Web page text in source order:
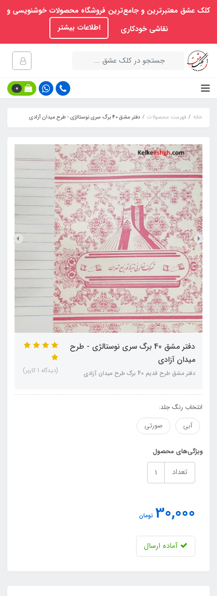
کلک عشق معتبرترین و جامع‌ترین فروشگاه محصولات خوشنویسی و
نقاشی خودکاری
اطلاعات بیشتر
0
خانه فهرست محصولات دفتر مشق 40 برگ سری نوستالژی - طرح میدان آزادی
دفتر مشق 40 برگ سری نوستالژی - طرح
میدان آزادی
دفتر مشق طرح قدیم 40 برگ طرح میدان آزادی (دیدگاه 1 کاربر)
انتخاب رنگ جلد:
آبی
صورتی
ویژگی‌های محصول
تعداد
30,000 تومان
آماده ارسال